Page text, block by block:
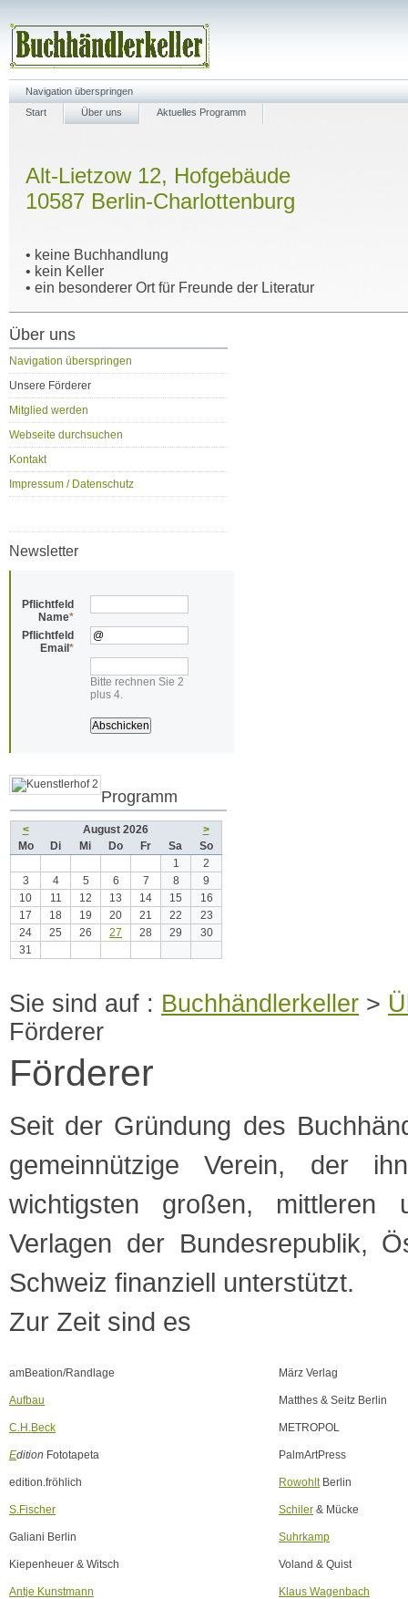
Navigation überspringen
Start
Über uns Aktuelles Programm
Alt-Lietzow 12, Hofgebäude
10587 Berlin-Charlottenburg
• keine Buchhandlung
• kein Keller
• ein besonderer Ort für Freunde der Literatur
Über uns
Navigation überspringen
Unsere Förderer
Mitglied werden
Webseite durchsuchen
Kontakt
Impressum / Datenschutz
Newsletter
Pflichtfeld
Name*
Pflichtfeld
Email*
Bitte rechnen Sie 2
plus 4.
Programm
< August 2026
>
Mo
Di Mi Do Fr Sa
So
1
2
3
4 5 6 7 8
9
10
11 12 13 14 15
16
17
18 19 20 21 22
23
24
25 26 27 28 29
30
31
Buchhändlerkeller >
Förderer
Förderer
Seit der Gründung des
gemeinnützige Verein, der
wichtigsten großen, mittleren
Verlagen der Bundesrepublik,
Schweiz finanziell unterstützt.
Zur Zeit sind es
amBeation/Randlage
Aufbau
C.H.Beck
Edition Fototapeta
edition.fröhlich
S.Fischer
Galiani Berlin
Kiepenheuer & Witsch
Antje Kunstmann
März Verlag
Matthes & Seitz Berlin
METROPOL
PalmArtPress
RowohltBerlin
Schiler & Mücke
Suhrkamp
Voland & Quist
Klaus Wagenbach